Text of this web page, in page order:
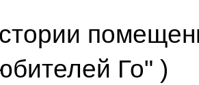
Го" )